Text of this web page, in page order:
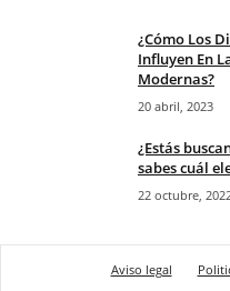
¿Cómo Los
Influyen En
Modernas?
20 abril, 2023
¿Estás
sabes cuál
22 octubre,
Aviso legal